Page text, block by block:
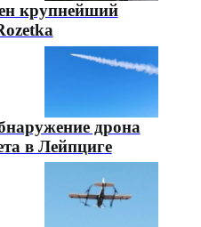
крупнейший
дрона
в Лейпциге